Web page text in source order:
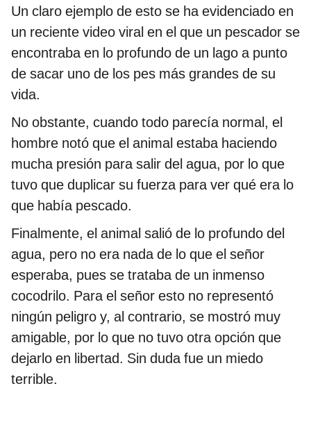
Un claro ejemplo de esto se ha evidenciado en
un reciente video viral en el que un pescador se
encontraba en lo profundo de un lago a punto
de sacar uno de los pes más grandes de su
vida.
No obstante, cuando todo parecía normal, el
hombre notó que el animal estaba haciendo
mucha presión para salir del agua, por lo que
tuvo que duplicar su fuerza para ver qué era lo
que había pescado.
Finalmente, el animal salió de lo profundo del
agua, pero no era nada de lo que el señor
esperaba, pues se trataba de un inmenso
cocodrilo. Para el señor esto no representó
ningún peligro y, al contrario, se mostró muy
amigable, por lo que no tuvo otra opción que
dejarlo en libertad. Sin duda fue un miedo
terrible.